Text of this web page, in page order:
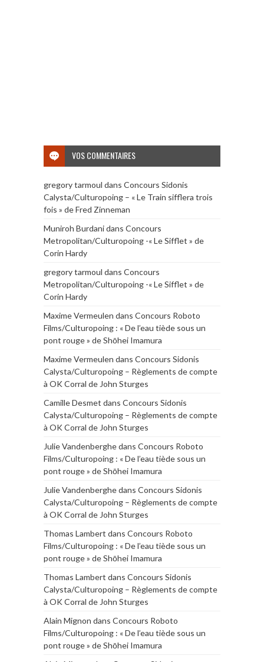
VOS COMMENTAIRES
gregory tarmoul dans Concours Sidonis
Calysta/Culturopoing – « Le Train sifflera trois
fois » de Fred Zinneman
Muniroh Burdanidans Concours
Metropolitan/Culturopoing -« Le Sifflet » de
Corin Hardy
gregory tarmoul dans Concours
Metropolitan/Culturopoing -« Le Sifflet » de
Corin Hardy
Maxime Vermeulen dans Concours Roboto
Films/Culturopoing : « De l’eau tiède sous un
pont rouge » de Shōhei Imamura
Maxime Vermeulen dans Concours Sidonis
Calysta/Culturopoing – Règlements de compte
à OK Corral de John Sturges
Camille Desmet dans Concours Sidonis
Calysta/Culturopoing – Règlements de compte
à OK Corral de John Sturges
Julie Vandenberghedans Concours Roboto
Films/Culturopoing : « De l’eau tiède sous un
pont rouge » de Shōhei Imamura
Julie Vandenberghedans Concours Sidonis
Calysta/Culturopoing – Règlements de compte
à OK Corral de John Sturges
Thomas Lambert dans Concours Roboto
Films/Culturopoing : « De l’eau tiède sous un
pont rouge » de Shōhei Imamura
Thomas Lambert dans Concours Sidonis
Calysta/Culturopoing – Règlements de compte
à OK Corral de John Sturges
Alain Mignon dans Concours Roboto
Films/Culturopoing : « De l’eau tiède sous un
pont rouge » de Shōhei Imamura